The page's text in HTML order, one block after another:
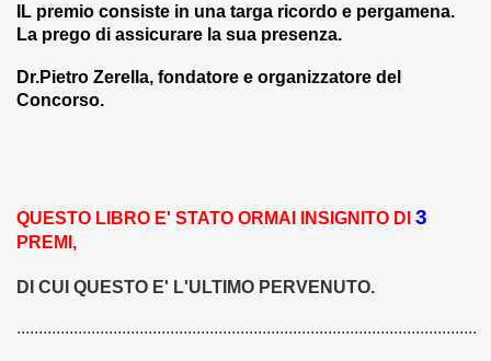
IL premio consiste in una targa ricordo e pergamena.
La prego di assicurare la sua presenza.
Dr.Pietro Zerella, fondatore e organizzatore del
Concorso.
QUESTO LIBRO E' STATO ORMAI INSIGNITO DI 3
PREMI,
DI CUI QUESTO E' L'ULTIMO PERVENUTO.
.........................................................................................................
(5-11-2012)
del Sannio" (7-11-2012)
(22-1-2013)
2012 (8-2-2013)